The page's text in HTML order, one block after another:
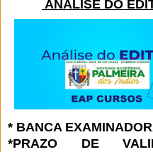
ANÁLISE DO
* BANCA
*PRAZO DE